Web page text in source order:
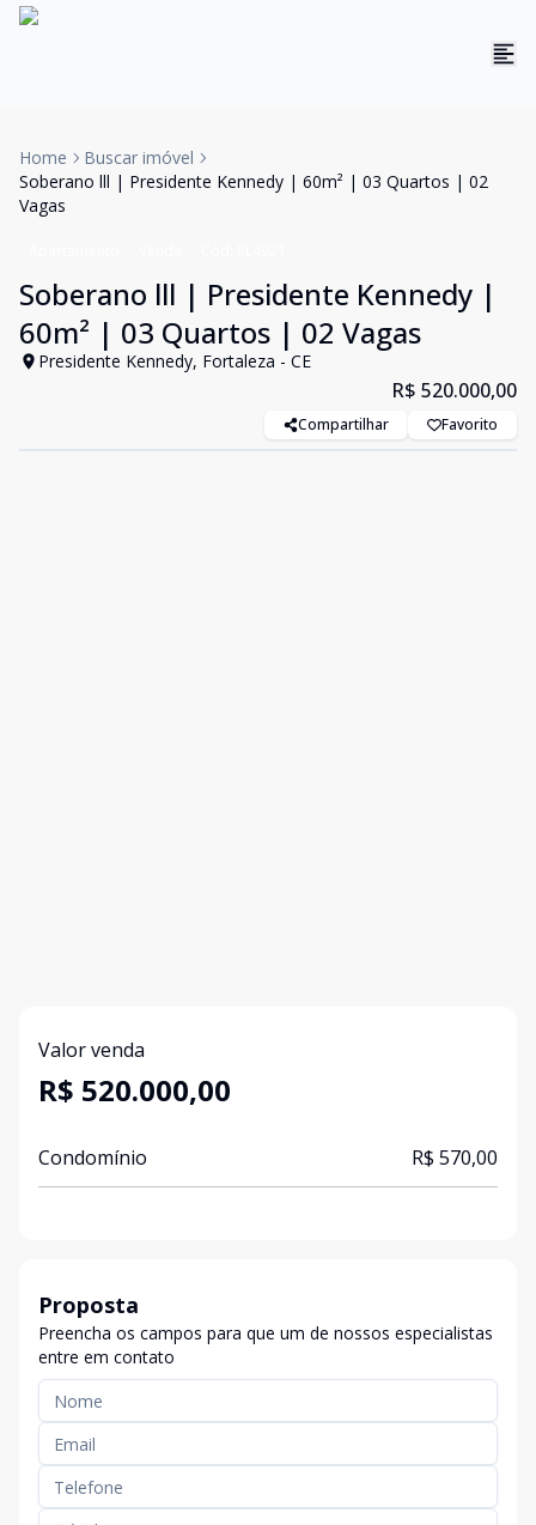
Home
Buscar imóvel
Soberano lll | Presidente Kennedy | 60m² | 03 Quartos | 02
Vagas
Soberano lll | Presidente Kennedy |
60m² | 03 Quartos | 02 Vagas
Presidente Kennedy, Fortaleza - CE
R$ 520.000,00
Compartilhar Favorito
Valor venda
R$ 520.000,00
Condomínio R$ 570,00
Proposta
Preencha os campos para que um de nossos especialistas
entre em contato